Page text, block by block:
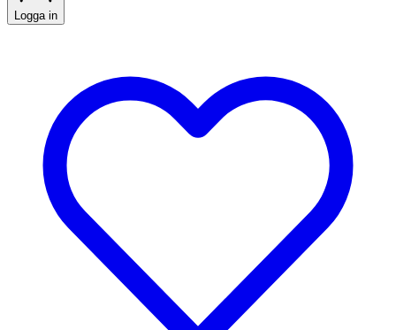
Logga in